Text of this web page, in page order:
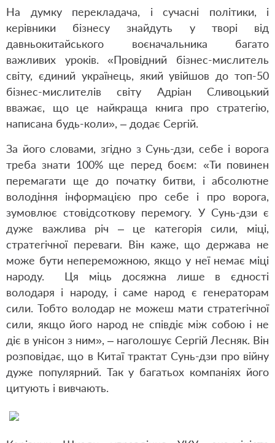
На думку перекладача, і сучасні політики, і
керівники бізнесу знайдуть у творі від
давньокитайського воєначальника багато
важливих уроків. «Провідний бізнес-мислитель
світу, єдиний українець, який увійшов до топ-50
бізнес-мислителів світу Адріан Сливоцький
вважає, що це найкраща книга про стратегію,
написана будь-коли», – додає Сергій.
За його словами, згідно з Сунь-дзи, себе і ворога
треба знати 100% ще перед боєм: «Ти повинен
перемагати ще до початку битви, і абсолютне
володіння інформацією про себе і про ворога,
зумовлює стовідсоткову перемогу. У Сунь-дзи є
дуже важлива річ – це категорія сили, міці,
стратегічної переваги. Він каже, що держава не
може бути непереможною, якщо у неї немає міці
народу. Ця міць досяжна лише в єдності
володаря і народу, і саме народ є генераторам
сили. Тобто володар не можеш мати стратегічної
сили, якщо його народ не співдіє між собою і не
діє в унісон з ним», – наголошує Сергій Лесняк. Він
розповідає, що в Китаї трактат Сунь-дзи про війну
дуже популярний. Так у багатьох компаніях його
цитують і вивчають.